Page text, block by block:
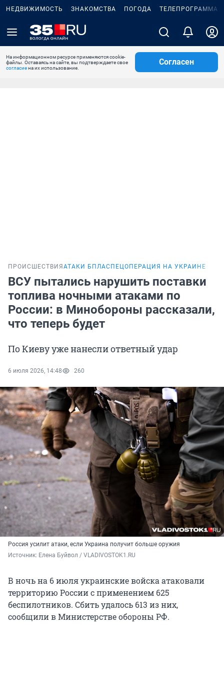
НЕДВИЖИМОСТЬ ЗНАКОМСТВА ПОГОДА ТЕЛЕПРОГРАММА
На информационном ресурсе применяются cookie-
файлы. Оставаясь на сайте, вы подтверждаете свое
согласиена их использование.
Согласен
ПРОИСШЕСТВИЯ АТАКИ БПЛАСПЕЦОПЕРАЦИЯ НА УКРАИНЕ
ВСУ пытались нарушить поставки
топлива ночными атаками по
России: в Минобороны рассказали,
что теперь будет
По Киеву уже нанесли ответный удар
6 июля 2026, 14:48 260
Россия усилит атаки, если Украина получит больше оружия
Источник: Елена Буйвол / VLADIVOSTOK1.RU
В ночь на 6 июля украинские войска атаковали
территорию России с применением 625
беспилотников. Сбить удалось 613 из них,
сообщили в Министерстве обороны РФ.